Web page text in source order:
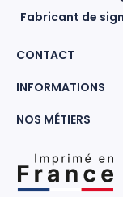
Fabricant de
CONTACT
INFORMATIONS
NOS MÉTIERS